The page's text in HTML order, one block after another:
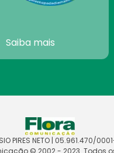
Saiba mais
PIRES NETO | 05.961.470/